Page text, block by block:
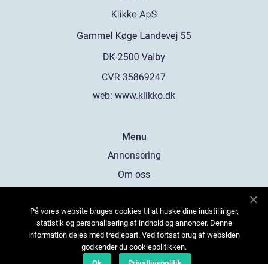
web: www.klikko.dk
Menu
Annonsering
Om oss
Kontakta oss
Sitemap
På vores website bruges cookies til at huske dine indstillinger,
statistik og personalisering af indhold og annoncer. Denne
information deles med tredjepart. Ved fortsat brug af websiden
godkender du cookiepolitikken.